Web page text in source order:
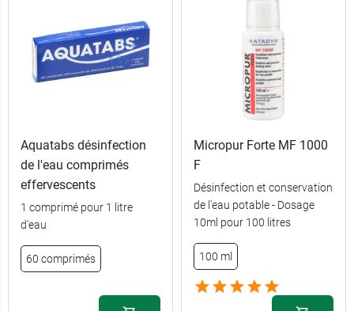
50
comprimés
100
comprimés
19,89 €
Aquatabs désinfection
de l'eau comprimés
effervescents
1 comprimé pour 1 litre
d'eau
60 comprimés
Micropur Forte MF 1000
F
Désinfection et conservation
de l'eau potable - Dosage
10ml pour 100 litres
100 ml